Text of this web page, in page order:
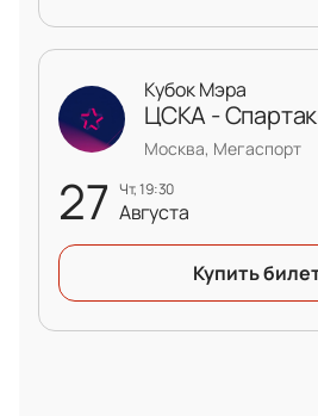
27 чт, 19:30
Августа
Кубок Мэра
ЦСКА - Спартак
Москва, Мегаспорт
Купить